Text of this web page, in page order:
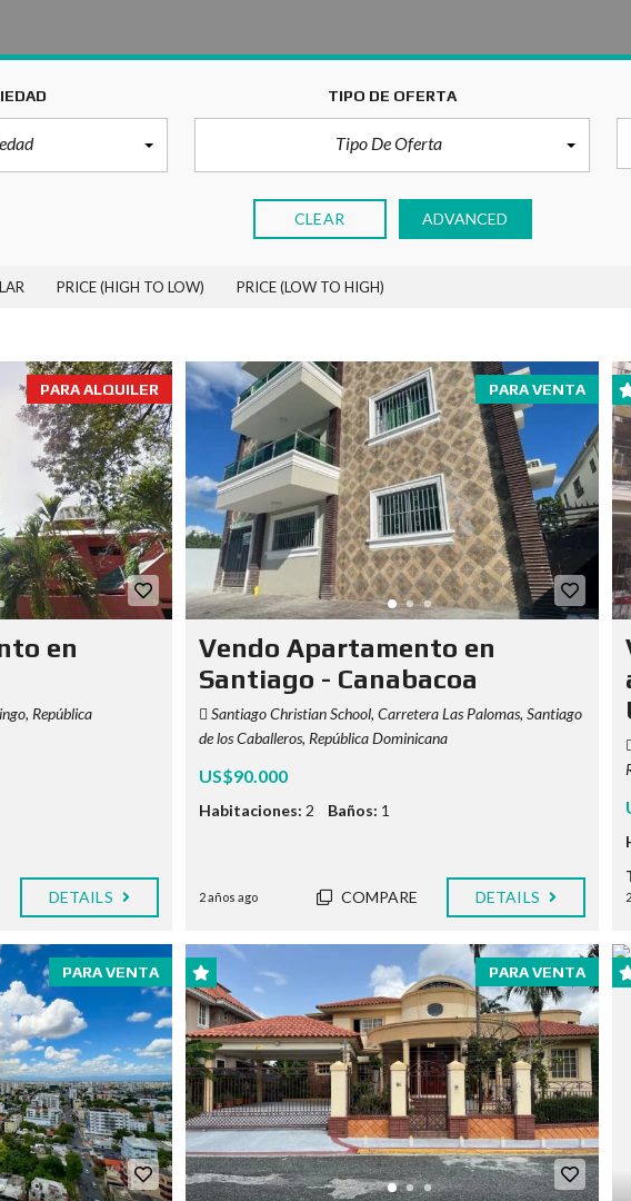
TIPO DE OFERTA
Tipo De Oferta
CLEAR ADVANCED
PRICE (HIGH TO LOW) PRICE (LOW TO HIGH)
PARA ALQUILER
en
República
DETAILS
PARA VENTA
Vendo Apartamento en
Santiago - Canabacoa
Santiago Christian School, Carretera Las Palomas, Santiago
de los Caballeros, República Dominicana
US$90.000
Habitaciones: 2 Baños: 1
2 años ago COMPARE DETAILS
PARA VENTA PARA VENTA